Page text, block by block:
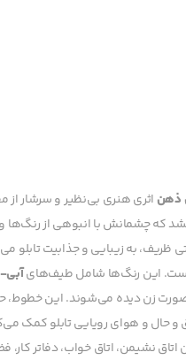
ذهن اثری هنری بی‌نظیر و سرشار از
که چشمانش با انبوهی از رنگ‌ها
ظریف، به زیبایی و جذابیت تابلو
است. این رنگ‌ها شامل طیف‌های
صورت زن دیده می‌شوند. این
و حال و هوای رویایی تابلو کمک
نشیمن، اتاق خواب، دفاتر